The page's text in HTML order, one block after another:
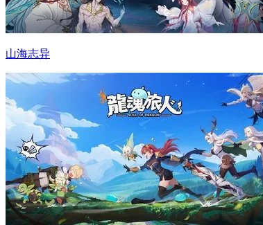
山海志异